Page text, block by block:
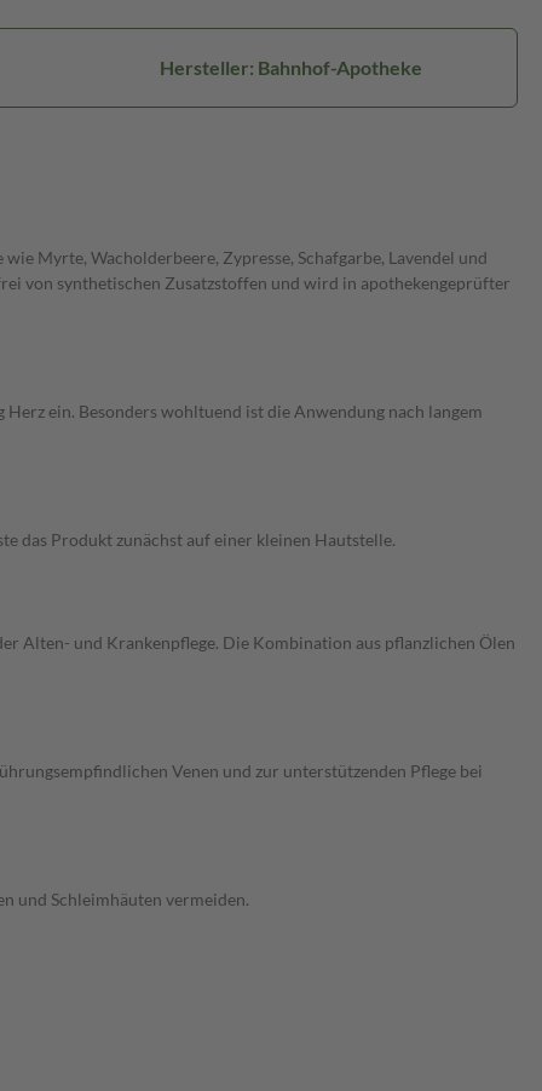
Hersteller: Bahnhof-Apotheke
Myrte, Wacholderbeere, Zypresse, Schafgarbe, Lavendel und
von synthetischen Zusatzstoffen und wird in apothekengeprüfter
ein. Besonders wohltuend ist die Anwendung nach langem
das Produkt zunächst auf einer kleinen Hautstelle.
Alten- und Krankenpflege. Die Kombination aus pflanzlichen Ölen
Venen und zur unterstützenden Pflege bei
und Schleimhäuten vermeiden.